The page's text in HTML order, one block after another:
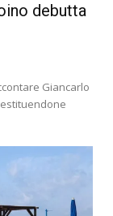
debutta
Giancarlo